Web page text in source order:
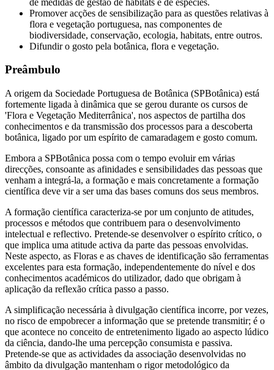
Promover acções de sensibilização para as questões relativas à
flora e vegetação portuguesa, nas componentes de
biodiversidade, conservação, ecologia, habitats, entre outros.
Difundir o gosto pela botânica, flora e vegetação.
Preâmbulo
A origem da Sociedade Portuguesa de Botânica (SPBotânica) está
fortemente ligada à dinâmica que se gerou durante os cursos de
'Flora e Vegetação Mediterrânica', nos aspectos de partilha dos
conhecimentos e da transmissão dos processos para a descoberta
botânica, ligado por um espírito de camaradagem e gosto comum.
Embora a SPBotânica possa com o tempo evoluir em várias
direcções, consoante as afinidades e sensibilidades das pessoas que
venham a integrá-la, a formação e mais concretamente a formação
científica deve vir a ser uma das bases comuns dos seus membros.
A formação científica caracteriza-se por um conjunto de atitudes,
processos e métodos que contribuem para o desenvolvimento
intelectual e reflectivo. Pretende-se desenvolver o espírito crítico, o
que implica uma atitude activa da parte das pessoas envolvidas.
Neste aspecto, as Floras e as chaves de identificação são ferramentas
excelentes para esta formação, independentemente do nível e dos
conhecimentos académicos do utilizador, dado que obrigam à
aplicação da reflexão crítica passo a passo.
A simplificação necessária à divulgação científica incorre, por vezes,
no risco de empobrecer a informação que se pretende transmitir; é o
que acontece no conceito de entretenimento ligado ao aspecto lúdico
da ciência, dando-lhe uma percepção consumista e passiva.
Pretende-se que as actividades da associação desenvolvidas no
âmbito da divulgação mantenham o rigor metodológico da